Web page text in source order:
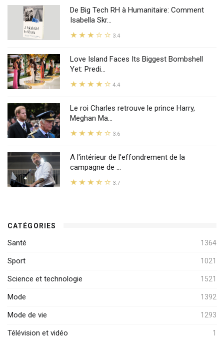
De Big Tech RH à Humanitaire: Comment
Isabella Skr...
3.4
Love Island Faces Its Biggest Bombshell
Yet: Predi...
4.4
Le roi Charles retrouve le prince Harry,
Meghan Ma...
3.6
A l'intérieur de l'effondrement de la
campagne de ...
3.7
CATÉGORIES
Santé 1364
Sport 1021
Science et technologie 1521
Mode 1392
Mode de vie 1293
Télévision et vidéo 1